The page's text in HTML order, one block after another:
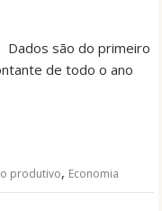
Dados são do primeiro
de todo o ano
produtivo, Economia